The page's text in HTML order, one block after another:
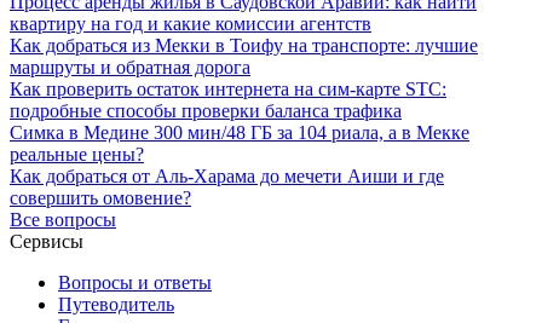
квартиру на год и какие комиссии агентств
Как добраться из Мекки в Тоифу на транспорте: лучшие
маршруты и обратная дорога
Как проверить остаток интернета на сим-карте STC:
подробные способы проверки баланса трафика
Симка в Медине 300 мин/48 ГБ за 104 риала, а в Мекке
реальные цены?
Как добраться от Аль-Харама до мечети Аиши и где
совершить омовение?
Все вопросы
Сервисы
Вопросы и ответы
Путеводитель